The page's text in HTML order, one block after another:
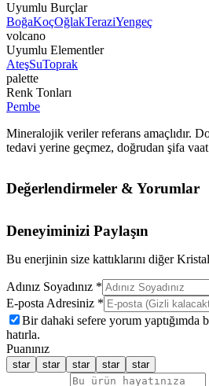
Uyumlu Burçlar
BoğaKoçOğlakTeraziYengeç
volcano
Uyumlu Elementler
AteşSuToprak
palette
Renk Tonları
Pembe
Mineralojik veriler referans amaçlıdır.
tedavi yerine geçmez, doğrudan şifa
Değerlendirmeler & Yorumlar
Deneyiminizi Paylaşın
Bu enerjinin size kattıklarını diğer
Adınız Soyadınız *
E-posta Adresiniz *
Bir dahaki sefere yorum yaptığımda
hatırla.
Puanınız
star star star star star